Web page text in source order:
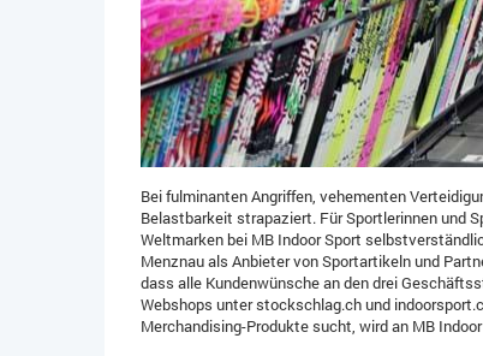
Bei fulminanten Angriffen, vehementen
Belastbarkeit strapaziert. Für Sportlerinnen und
Weltmarken bei MB Indoor Sport
Menznau als Anbieter von Sportartikeln und
dass alle Kundenwünsche an den drei
Webshops unter stockschlag.ch und
Merchandising-Produkte sucht, wird an MB